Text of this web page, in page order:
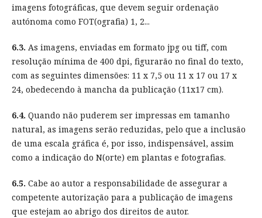
imagens fotográficas, que devem seguir ordenação
autónoma como FOT(ografia) 1, 2...
6.3. As imagens, enviadas em formato jpg ou tiff, com
resolução mínima de 400 dpi, figurarão no final do texto,
com as seguintes dimensões: 11 x 7,5 ou 11 x 17 ou 17 x
24, obedecendo à mancha da publicação (11x17 cm).
6.4. Quando não puderem ser impressas em tamanho
natural, as imagens serão reduzidas, pelo que a inclusão
de uma escala gráfica é, por isso, indispensável, assim
como a indicação do N(orte) em plantas e fotografias.
6.5. Cabe ao autor a responsabilidade de assegurar a
competente autorização para a publicação de imagens
que estejam ao abrigo dos direitos de autor.